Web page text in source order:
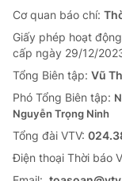
Cơ quan báo chí:
Giấy phép hoạt
cấp ngày 29/12/
Tổng Biên tập: Vũ
Phó Tổng Biên tập:
Nguyễn Trọng Ninh
Tổng đài VTV:
Ðiện thoại Thời báo